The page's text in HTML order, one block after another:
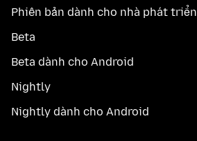
Phiên bản dành cho nhà phát triển
Beta
Beta dành cho Android
Nightly
Nightly dành cho Android